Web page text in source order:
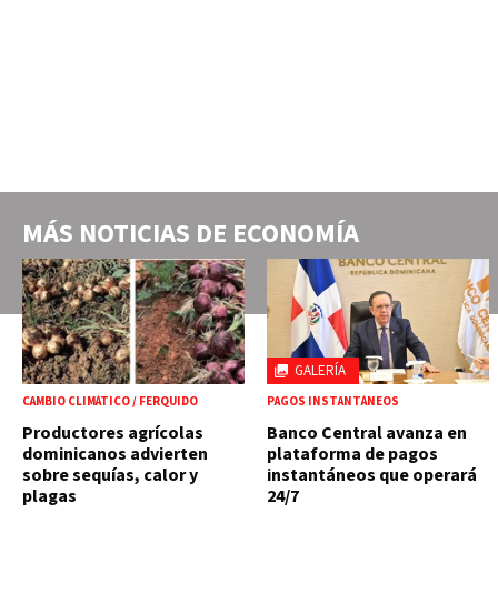
MÁS NOTICIAS DE ECONOMÍA
CAMBIO CLIMÁTICO / FERQUIDO
Productores agrícolas
dominicanos advierten
sobre sequías, calor y
plagas
GALERÍA
PAGOS INSTANTÁNEOS
Banco Central avanza en
plataforma de pagos
instantáneos que operará
24/7